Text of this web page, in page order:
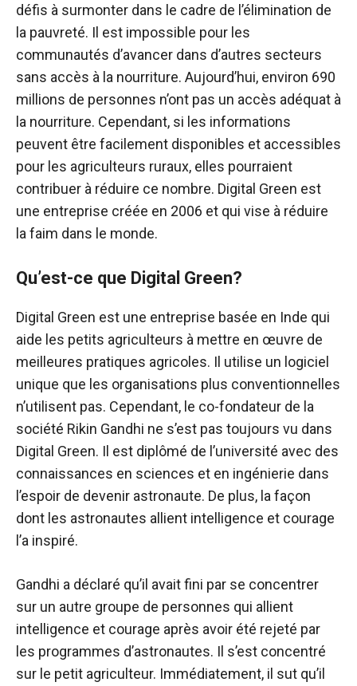
défis à surmonter dans le cadre de l’élimination de
la pauvreté. Il est impossible pour les
communautés d’avancer dans d’autres secteurs
sans accès à la nourriture. Aujourd’hui, environ 690
millions de personnes n’ont pas un accès adéquat à
la nourriture. Cependant, si les informations
peuvent être facilement disponibles et accessibles
pour les agriculteurs ruraux, elles pourraient
contribuer à réduire ce nombre. Digital Green est
une entreprise créée en 2006 et qui vise à réduire
la faim dans le monde.
Qu’est-ce que Digital Green?
Digital Green est une entreprise basée en Inde qui
aide les petits agriculteurs à mettre en œuvre de
meilleures pratiques agricoles. Il utilise un logiciel
unique que les organisations plus conventionnelles
n’utilisent pas. Cependant, le co-fondateur de la
société Rikin Gandhi ne s’est pas toujours vu dans
Digital Green. Il est diplômé de l’université avec des
connaissances en sciences et en ingénierie dans
l’espoir de devenir astronaute. De plus, la façon
dont les astronautes allient intelligence et courage
l’a inspiré.
Gandhi a déclaré qu’il avait fini par se concentrer
sur un autre groupe de personnes qui allient
intelligence et courage après avoir été rejeté par
les programmes d’astronautes. Il s’est concentré
sur le petit agriculteur. Immédiatement, il sut qu’il